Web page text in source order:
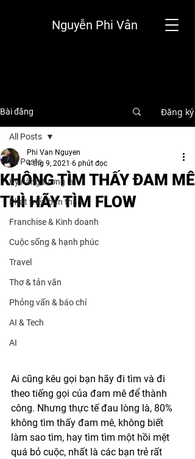
Nguyễn Phi Vân
Bài đăng Đăng ký
All Posts
Kỹ năng tương lai
Phát triển bản thân
Franchise & Kinh doanh
Cuộc sống & hạnh phúc
Travel
Thơ & tản văn
Phỏng vấn & báo chí
AI & Tech
AI
All Posts
KHÔNG TÌM THẤY ĐAM MÊ
THÌ HÃY TÌM FLOW
Phi Van Nguyen
4 thg 9, 2021 6 phút đọc
Ai cũng kêu gọi bạn hãy đi tìm và đi
theo tiếng gọi của đam mê để thành
công. Nhưng thực tế đau lòng là, 80%
không tìm thấy đam mê, không biết
làm sao tìm, hay tìm tìm một hồi mệt
quá bỏ cuộc, nhất là các bạn trẻ rất